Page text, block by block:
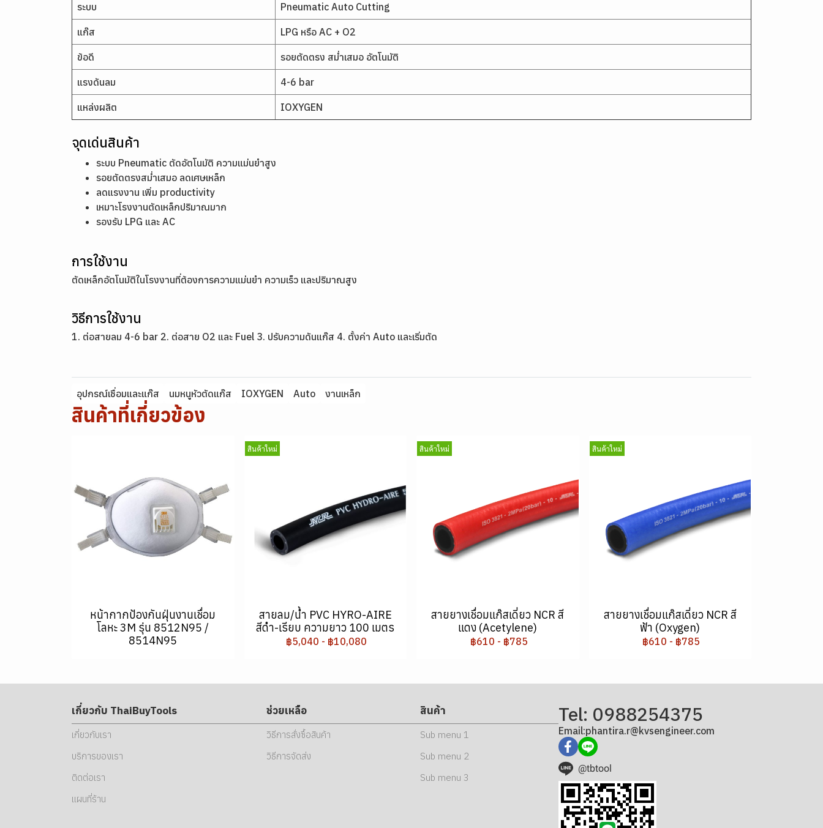
ระบบ Pneumatic Auto Cutting
แก๊ส LPG หรือ AC + O2
ข้อดี รอยตัดตรง สม่ำเสมอ อัตโนมัติ
แรงดันลม 4-6 bar
แหล่งผลิต IOXYGEN
จุดเด่นสินค้า
ระบบ Pneumatic ตัดอัตโนมัติ ความแม่นยำสูง
รอยตัดตรงสม่ำเสมอ ลดเศษเหล็ก
ลดแรงงาน เพิ่ม productivity
เหมาะโรงงานตัดเหล็กปริมาณมาก
รองรับ LPG และ AC
การใช้งาน
ตัดเหล็กอัตโนมัติในโรงงานที่ต้องการความแม่นยำ ความเร็ว และปริมาณสูง
วิธีการใช้งาน
1. ต่อสายลม 4-6 bar 2. ต่อสาย O2 และ Fuel 3. ปรับความดันแก๊ส 4. ตั้งค่า Auto และเริ่มตัด
อุปกรณ์เชื่อมและแก๊ส นมหนูหัวตัดแก๊ส IOXYGEN Auto งานเหล็ก
สินค้าที่เกี่ยวข้อง
หน้ากากป้องกันฝุ่นงานเชื่อม
โลหะ 3M รุ่น 8512N95 /
8514N95
สินค้าใหม่
สายลม/น้ำ PVC HYRO-AIRE
สีดำ-เรียบ ความยาว 100 เมตร
฿5,040 - ฿10,080
สินค้าใหม่
สายยางเชื่อมแก๊สเดี่ยว NCR สี
แดง (Acetylene)
฿610 - ฿785
สินค้าใหม่
สายยางเชื่อมแก๊สเดี่ยว NCR สี
ฟ้า (Oxygen)
฿610 - ฿785
เกี่ยวกับ ThaiBuyTools
เกี่ยวกับเรา
บริการของเรา
ติดต่อเรา
แผนที่ร้าน
ช่วยเหลือ
วิธีการสั่งซื้อสินค้า
วิธีการจัดส่ง
สินค้า
Sub menu 1
Sub menu 2
Sub menu 3
Tel: 0988254375
Email:phantira.r@kvsengineer.com
@tbtool